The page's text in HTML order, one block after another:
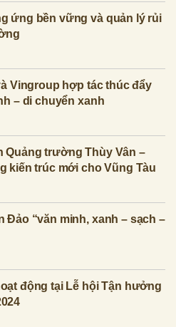
ứng bền vững và quản lý rủi
Vingroup hợp tác thúc đẩy
– di chuyển xanh
Quảng trường Thùy Vân –
kiến trúc mới cho Vũng Tàu
Đảo “văn minh, xanh – sạch –
động tại Lễ hội Tận hưởng